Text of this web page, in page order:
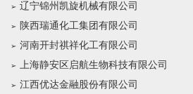
辽宁锦州凯旋机械有限公司
陕西瑞通化工集团有限公司
河南开封祺祥化工有限公司
上海静安区启航生物科技有限公司
江西优达金融股份有限公司